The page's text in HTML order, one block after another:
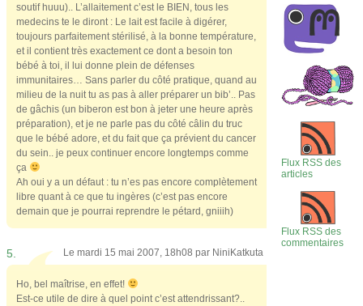
soutif huuu).. L’allaitement c’est le BIEN, tous les
medecins te le diront : Le lait est facile à digérer,
toujours parfaitement stérilisé, à la bonne température,
et il contient très exactement ce dont a besoin ton
bébé à toi, il lui donne plein de défenses
immunitaires… Sans parler du côté pratique, quand au
milieu de la nuit tu as pas à aller préparer un bib’.. Pas
de gâchis (un biberon est bon à jeter une heure après
préparation), et je ne parle pas du côté câlin du truc
que le bébé adore, et du fait que ça prévient du cancer
du sein.. je peux continuer encore longtemps comme
ça
Ah oui y a un défaut : tu n’es pas encore complètement
libre quant à ce que tu ingères (c’est pas encore
demain que je pourrai reprendre le pétard, gniiih)
5. Le mardi 15 mai 2007, 18h08 par NiniKatkuta
Ho, bel maîtrise, en effet!
Est-ce utile de dire à quel point c’est attendrissant?..
Flux RSS des
articles
Flux RSS des
commentaires